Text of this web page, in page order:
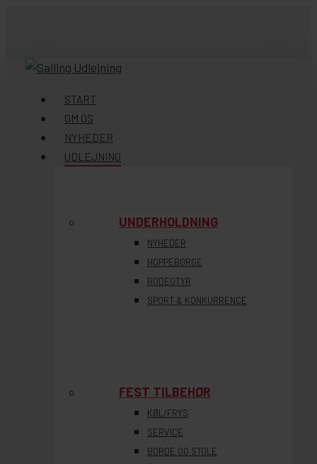
content
søg
Menu
START
OM OS
NYHEDER
UDLEJNING
UNDERHOLDNING
NYHEDER
HOPPEBORGE
RODEOTYR
SPORT & KONKURRENCE
FEST TILBEHØR
KØL/FRYS
SERVICE
BORDE OG STOLE